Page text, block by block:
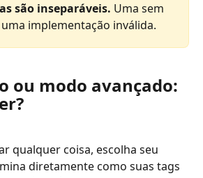
são inseparáveis. Uma sem
implementação inválida.
ou modo avançado:
qualquer coisa, escolha seu
diretamente como suas tags